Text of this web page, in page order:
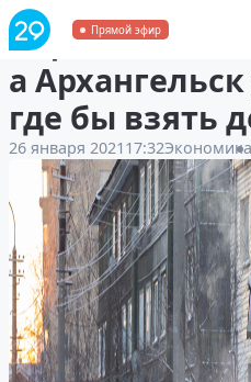
Прямой эфир
Ещё только
а
где бы взять
26 января 2021 17:32Экономика